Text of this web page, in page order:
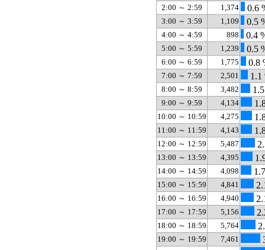
2:00 ～ 2:59 1,374 0.6
3:00 ～ 3:59 1,109 0.5
4:00 ～ 4:59 898 0.4
5:00 ～ 5:59 1,239 0.5
6:00 ～ 6:59 1,775 0.8
7:00 ～ 7:59 2,501 1.1
8:00 ～ 8:59 3,482
9:00 ～ 9:59 4,134
10:00 ～ 10:59 4,275
11:00 ～ 11:59 4,143
12:00 ～ 12:59 5,487
13:00 ～ 13:59 4,395
14:00 ～ 14:59 4,098
15:00 ～ 15:59 4,841
16:00 ～ 16:59 4,940
17:00 ～ 17:59 5,156
18:00 ～ 18:59 5,764
19:00 ～ 19:59 7,461